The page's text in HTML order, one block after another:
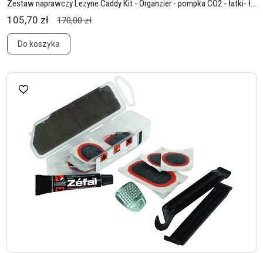
Zestaw naprawczy Lezyne Caddy Kit - Organzier - pompka CO2 - łatki- ł...
105,70 zł 170,00 zł
Do koszyka